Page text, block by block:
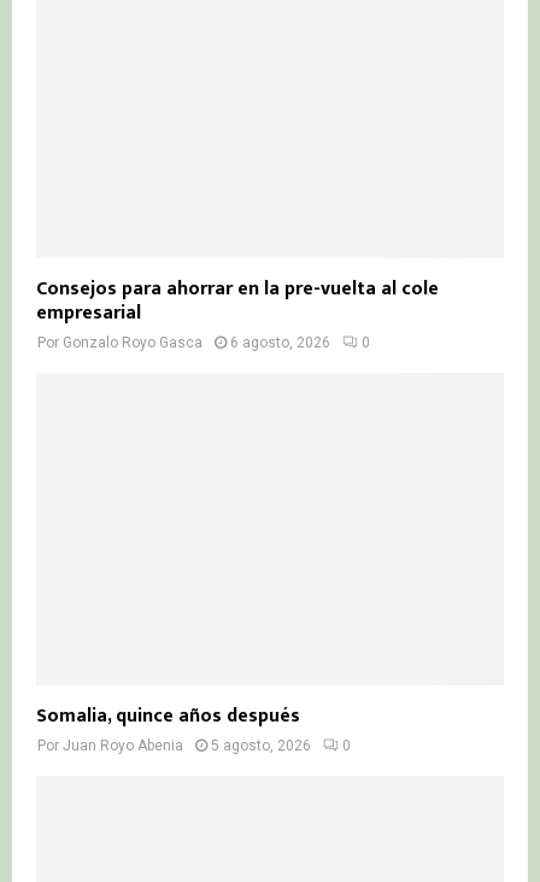
Consejos para ahorrar en la pre-vuelta al cole
empresarial
Por Gonzalo Royo Gasca 6 agosto, 2026 0
Somalia, quince años después
Por Juan Royo Abenia 5 agosto, 2026 0